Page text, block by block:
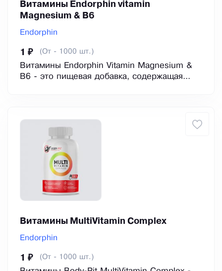
Витамины Endorphin vitamin
Magnesium & B6
Endorphin
1 ₽ (От - 1000 шт.)
Витамины Endorphin Vitamin Magnesium &
B6 - это пищевая добавка, содержащая...
Витамины MultiVitamin Complex
Endorphin
1 ₽ (От - 1000 шт.)